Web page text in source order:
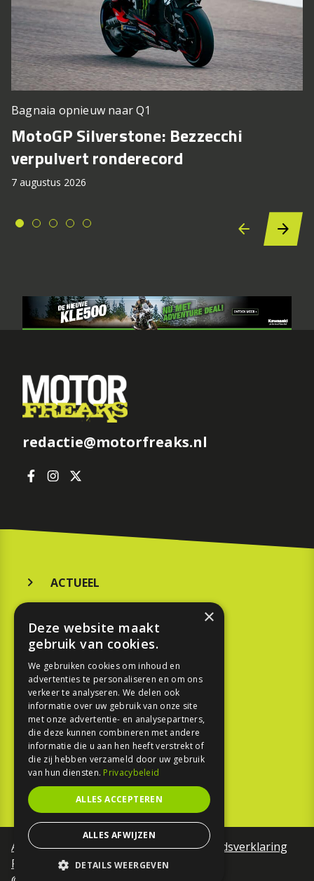
Bagnaia opnieuw naar Q1
MotoGP Silverstone: Bezzecchi
verpulvert ronderecord
7 augustus 2026
redactie@motorfreaks.nl
ACTUEEL
KOOPGIDS
TESTEN
SPORT
REPORTAGE
TOUREN
NIEUWSBRIEF
Algemene voorwaardenToegankelijkheidsverklaring
Privacy Policy
×
Deze website maakt
gebruik van cookies.
We gebruiken cookies om inhoud en
advertenties te personaliseren en om ons
verkeer te analyseren. We delen ook
informatie over uw gebruik van onze site
met onze advertentie- en analysepartners,
die deze kunnen combineren met andere
informatie die u aan hen heeft verstrekt of
die zij hebben verzameld door uw gebruik
van hun diensten. Privacybeleid
ALLES ACCEPTEREN
ALLES AFWIJZEN
DETAILS WEERGEVEN